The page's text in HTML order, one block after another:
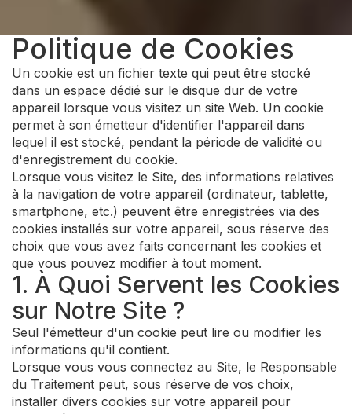
Politique de Cookies
Un cookie est un fichier texte qui peut être stocké
dans un espace dédié sur le disque dur de votre
appareil lorsque vous visitez un site Web. Un cookie
permet à son émetteur d'identifier l'appareil dans
lequel il est stocké, pendant la période de validité ou
d'enregistrement du cookie.
Lorsque vous visitez le Site, des informations relatives
à la navigation de votre appareil (ordinateur, tablette,
smartphone, etc.) peuvent être enregistrées via des
cookies installés sur votre appareil, sous réserve des
choix que vous avez faits concernant les cookies et
que vous pouvez modifier à tout moment.
1. À Quoi Servent les Cookies
sur Notre Site ?
Seul l'émetteur d'un cookie peut lire ou modifier les
informations qu'il contient.
Lorsque vous vous connectez au Site, le Responsable
du Traitement peut, sous réserve de vos choix,
installer divers cookies sur votre appareil pour